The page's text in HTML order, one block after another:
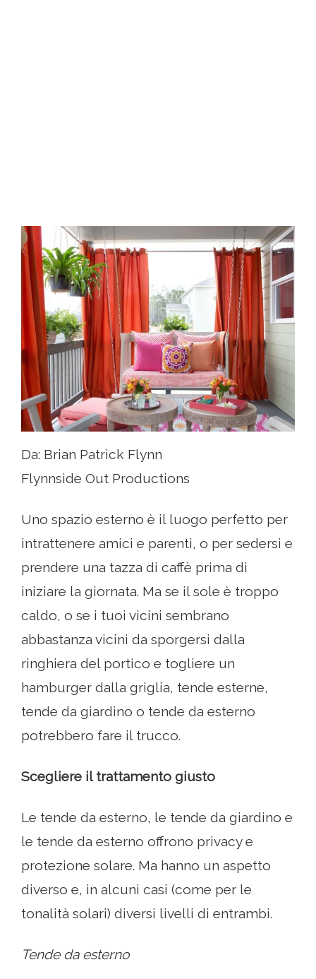
Da: Brian Patrick Flynn
Flynnside Out Productions
Uno spazio esterno è il luogo perfetto per
intrattenere amici e parenti, o per sedersi e
prendere una tazza di caffè prima di
iniziare la giornata. Ma se il sole è troppo
caldo, o se i tuoi vicini sembrano
abbastanza vicini da sporgersi dalla
ringhiera del portico e togliere un
hamburger dalla griglia, tende esterne,
tende da giardino o tende da esterno
potrebbero fare il trucco.
Scegliere il trattamento giusto
Le tende da esterno, le tende da giardino e
le tende da esterno offrono privacy e
protezione solare. Ma hanno un aspetto
diverso e, in alcuni casi (come per le
tonalità solari) diversi livelli di entrambi.
Tende da esterno